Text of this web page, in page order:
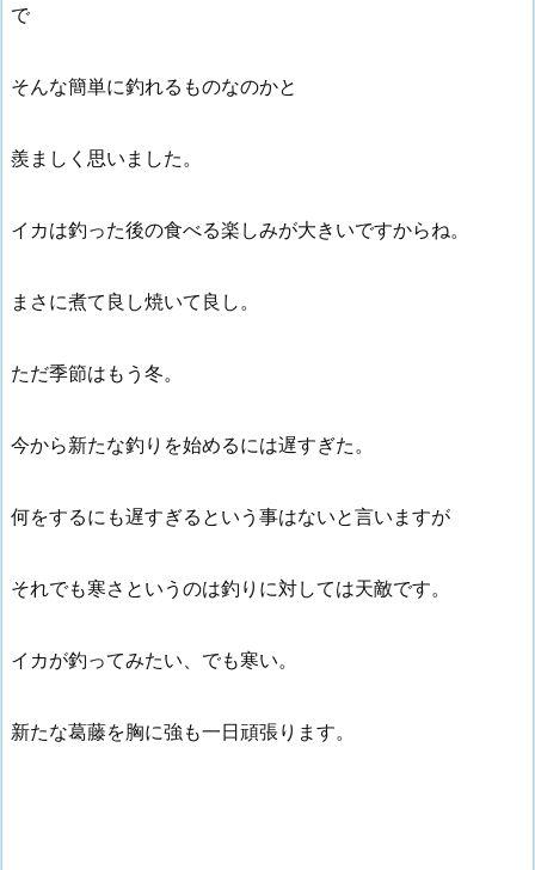
で
そんな簡単に釣れるものなのかと
羨ましく思いました。
イカは釣った後の食べる楽しみが大きいですからね。
まさに煮て良し焼いて良し。
ただ季節はもう冬。
今から新たな釣りを始めるには遅すぎた。
何をするにも遅すぎるという事はないと言いますが
それでも寒さというのは釣りに対しては天敵です。
イカが釣ってみたい、でも寒い。
新たな葛藤を胸に強も一日頑張ります。